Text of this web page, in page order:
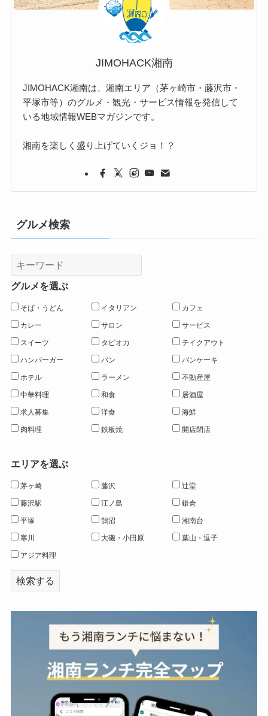
JIMOHACK湘南
JIMOHACK湘南は、湘南エリア（茅ヶ崎市・藤沢市・
平塚市等）のグルメ・観光・サービス情報を発信して
いる地域情報WEBマガジンです。
湘南を楽しく盛り上げていくジョ！？
グルメ検索
グルメを選ぶ
そば・うどん イタリアン カフェ
カレー サロン サービス
スイーツ タピオカ テイクアウト
ハンバーガー パン パンケーキ
ホテル ラーメン 不動産屋
中華料理 和食 居酒屋
求人募集 洋食 海鮮
肉料理 鉄板焼 開店閉店
エリアを選ぶ
茅ヶ崎 藤沢 辻堂
藤沢駅 江ノ島 鎌倉
平塚 鵠沼 湘南台
寒川 大磯・小田原 葉山・逗子
アジア料理